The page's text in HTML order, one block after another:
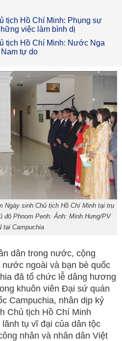
tịch Hồ Chí Minh: Phụng sự
việc làm bình dị
tịch Hồ Chí Minh: Nước Nga
tự do
Ngày sinh Chủ tịch Hồ Chí Minh tại trụ
Phnom Penh. Ảnh: Minh Hưng/PV
tại Campuchia
dân trong nước, cộng
ngoài và bạn bè quốc
đã tổ chức lễ dâng hương
khuôn viên Đại sứ quán
Campuchia, nhân dịp kỷ
Chủ tịch Hồ Chí Minh
tụ vĩ đại của dân tộc
nhân và nhân dân Việt